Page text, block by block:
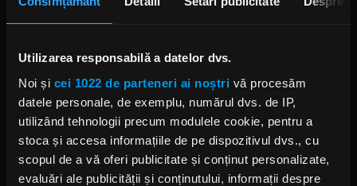
Utilizarea responsabilă a datelor dvs.
Noi și cei 1022 de parteneri ai noștri vă procesăm
datele personale, de exemplu, numărul dvs. de IP,
utilizând tehnologii precum modulele cookie, pentru a
stoca și accesa informațiile de pe dispozitivul dvs., cu
scopul de a vă oferi publicitate și conținut personalizate,
evaluări ale publicității și conținutului, informații despre
Cristian Hrubaru a scris pe rețelele de socializare
câteva rânduri despre sărbătoarea de azi, a